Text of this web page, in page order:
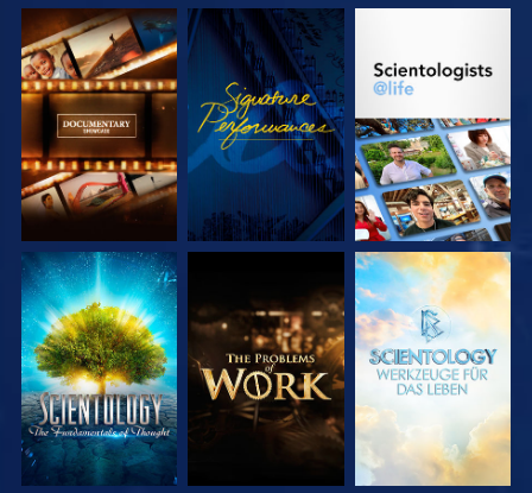
SERIE
ENTDECKEN
ANSEHEN
SERIE
SERIE
ENTDECKEN
SERIE
ENTDECKEN
SERIE
ENTDECKEN